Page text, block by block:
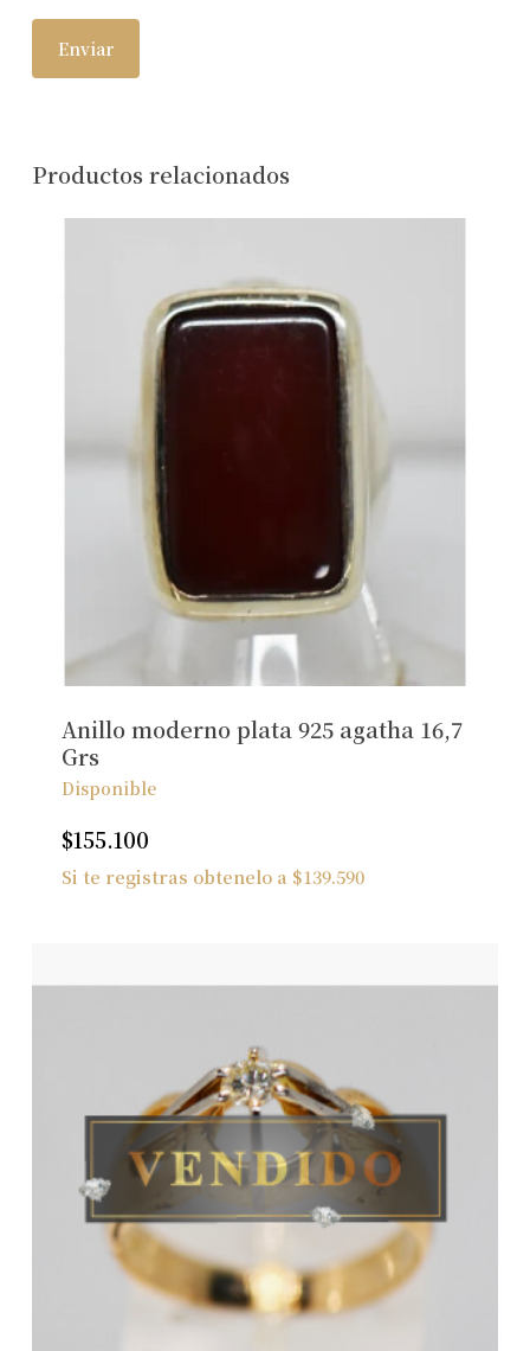
No hay productos en el carrito.
Productos relacionados
Anillo moderno plata 925 agatha 16,7
Grs
Disponible
$155.100
Si te registras obtenelo a $139.590